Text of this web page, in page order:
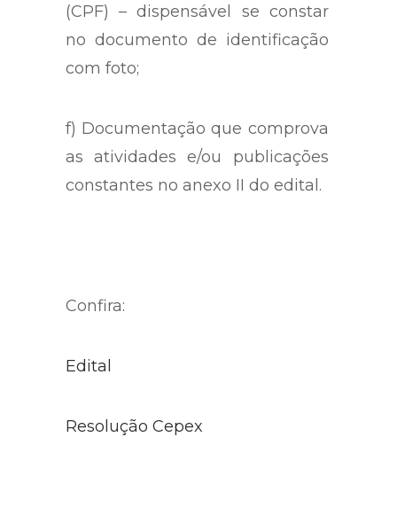
(CPF) – dispensável se constar
no documento de identificação
com foto;
f) Documentação que comprova
as atividades e/ou publicações
constantes no anexo II do edital.
Confira:
Edital
Resolução Cepex